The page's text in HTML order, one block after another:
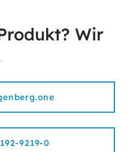
Wir
9219-0